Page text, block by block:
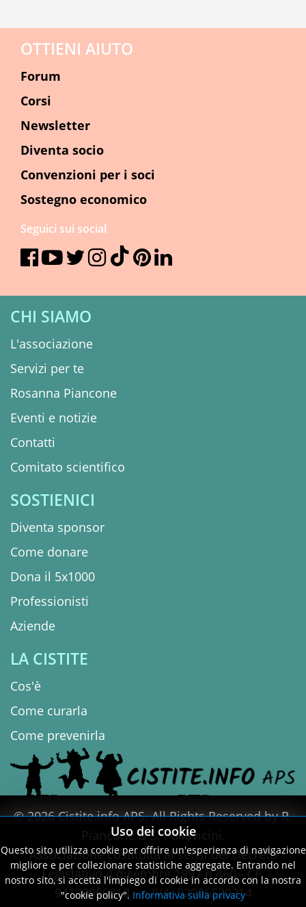
CHI SIAMO
L'associazione
Servizi per te
Rosanna Piancone
Eventi e notizie
Contatti
Comitato scientifico
SOSTIENICI
Diventa sponsor
Come donare
Dona il 5x1000
Professionisti
Aziende
LA CISTITE
Cos'è
Come curarla
Come prevenirla
OTTIENI AIUTO
Forum
Corsi
Newsletter
Diventa socio
Convenzioni per i soci
Sostegno economico
Seguici sui social
© 2026 Cistite.info APS. All Rights Reserved by R.
Piancone & S. Pallavicini.
Associazione costituita ai sensi del Decreto
Legislativo 4 dicembre 1997 n.460 - CF:
94130950218 - p.IVA: 02906520214
Uso dei cookie
Questo sito utilizza cookie per offrire un'esperienza di navigazione
migliore e per collezionare statistiche aggregate. Entrando nel
nostro sito, si accetta l'impiego di cookie in accordo con la nostra
"cookie policy". Informativa sulla privacy